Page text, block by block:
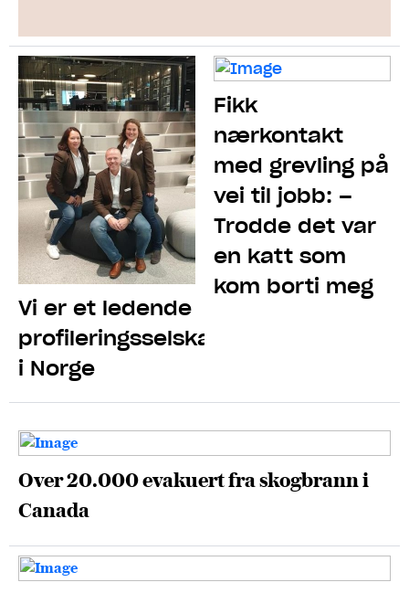
Vi er et ledende
profileringsselskap
i Norge
Fikk
nærkontakt
med grevling på
vei til jobb: –
Trodde det var
en katt som
kom borti meg
Over 20.000 evakuert fra skogbrann i
Canada